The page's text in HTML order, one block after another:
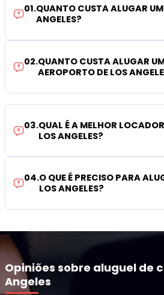
01.QUANTO CUSTA ALUGAR
ANGELES?
02.QUANTO CUSTA ALUGAR
AEROPORTO DE LOS
03.QUAL É A MELHOR
LOS ANGELES?
04.O QUE É PRECISO PARA
LOS ANGELES?
Opiniões sobre aluguel de
Angeles